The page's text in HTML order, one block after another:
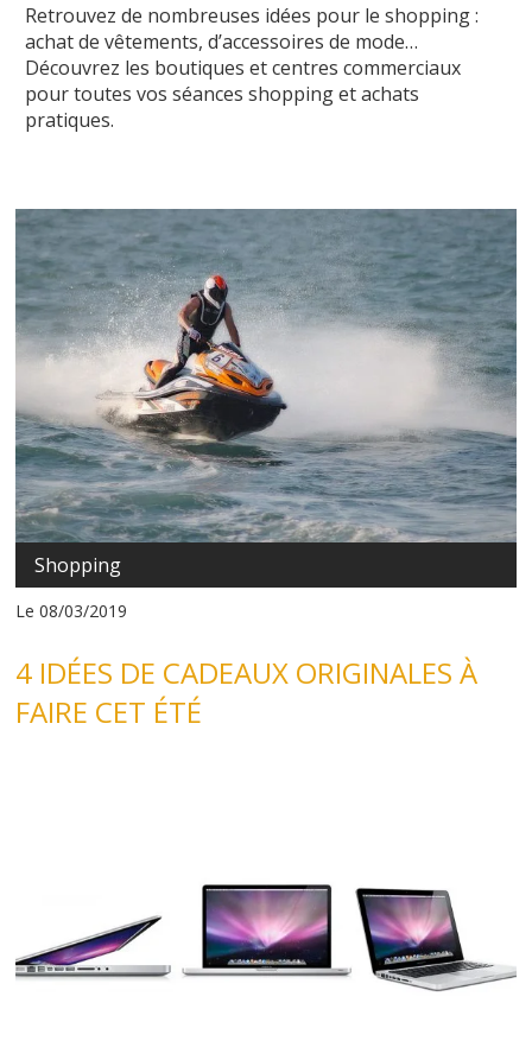
Retrouvez de nombreuses idées pour le shopping :
achat de vêtements, d’accessoires de mode…
Découvrez les boutiques et centres commerciaux
pour toutes vos séances shopping et achats
pratiques.
Shopping
Le 08/03/2019
4 IDÉES DE CADEAUX ORIGINALES À
FAIRE CET ÉTÉ